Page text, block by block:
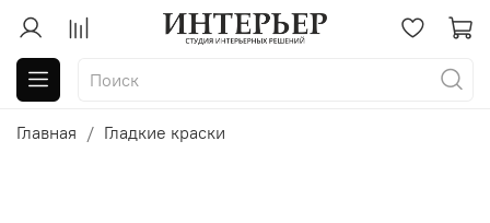
Главная Гладкие краски